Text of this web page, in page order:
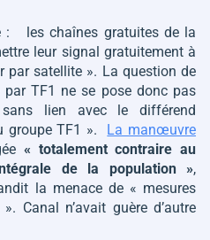
:
les chaînes gratuites de la
leur signal gratuitement à
par satellite ». La question de
par TF1 ne se pose donc pas
lien avec le différend
groupe TF1 ». La manœuvre
« totalement contraire au
de la population »,
la menace de « mesures
». Canal n’avait guère d’autre